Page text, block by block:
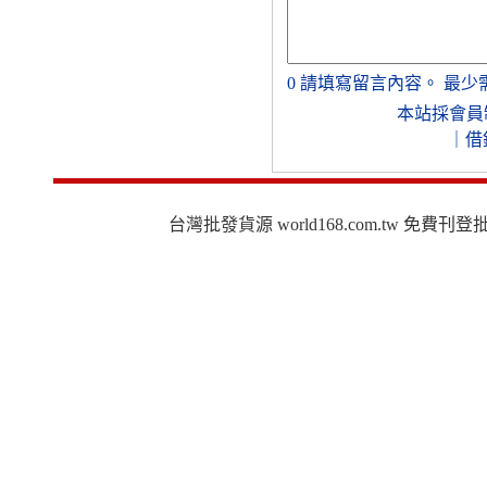
0 請填寫留言內容。 最少
本站採會員
借
台灣批發貨源 world168.com.tw 免費刊登